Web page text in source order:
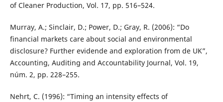
of Cleaner Production, Vol. 17, pp. 516–524.
Murray, A.; Sinclair, D.; Power, D.; Gray, R. (2006): “Do
financial markets care about social and environmental
disclosure? Further evidende and exploration from de UK”,
Accounting, Auditing and Accountability Journal, Vol. 19,
núm. 2, pp. 228–255.
Nehrt, C. (1996): “Timing an intensity effects of